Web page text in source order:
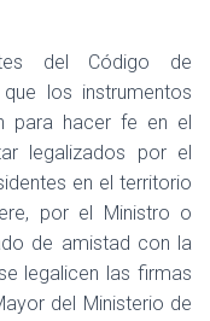
del Código de
los instrumentos
para hacer fe en el
legalizados por el
en el territorio
por el Ministro o
de amistad con la
legalicen las firmas
del Ministerio de